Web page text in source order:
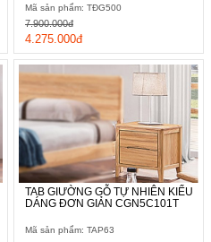
Mã sản phẩm: TĐG500
4.275.000đ
7.900.000đ
TAB GIƯỜNG GỖ TỰ NHIÊN KIỂU
DÁNG ĐƠN GIẢN CGN5C101T
Mã sản phẩm: TAP63